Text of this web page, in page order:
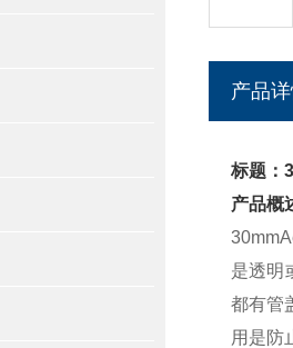
产品
标题：
产品概
是透明
都有管
用是防